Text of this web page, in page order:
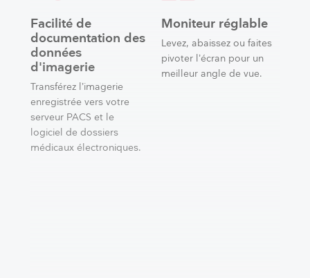
Facilité de
documentation des
données
d'imagerie
Transférez l’imagerie
enregistrée vers votre
serveur PACS et le
logiciel de dossiers
médicaux électroniques.
Moniteur réglable
Levez, abaissez ou faites
pivoter l’écran pour un
meilleur angle de vue.